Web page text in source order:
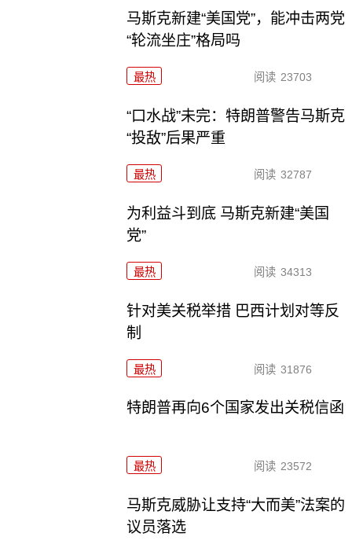
马斯克新建“美国党”，能冲击两党
“轮流坐庄”格局吗
最热 阅读 23703
“口水战”未完：特朗普警告马斯克
“投敌”后果严重
最热 阅读 32787
为利益斗到底 马斯克新建“美国
党”
最热 阅读 34313
针对美关税举措 巴西计划对等反
制
最热 阅读 31876
特朗普再向6个国家发出关税信函
最热 阅读 23572
马斯克威胁让支持“大而美”法案的
议员落选